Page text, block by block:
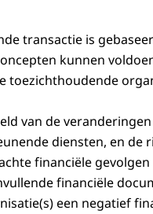
transactie is
kunnen
toezichthoudende
van de
diensten, en de
financiële
financiële
een negatief